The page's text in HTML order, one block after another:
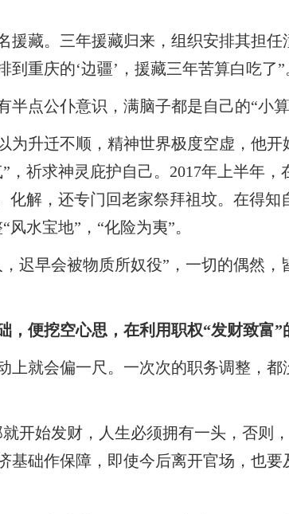
援藏。三年援藏归来，组织安排其担
重庆的‘边疆’，援藏三年苦算白吃了”
半点公仆意识，满脑子都是自己的“小
为升迁不顺，精神世界极度空虚，他
，祈求神灵庇护自己。2017年上半年
化解，还专门回老家祭拜祖坟。在得
水宝地”，“化险为夷”。
迟早会被物质所奴役”，一切的偶然
，便挖空心思，在利用职权“发财致富”
上就会偏一尺。一次次的职务调整，
开始发财，人生必须拥有一头，否则
基础作保障，即使今后离开官场，也